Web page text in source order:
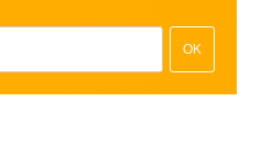
OK